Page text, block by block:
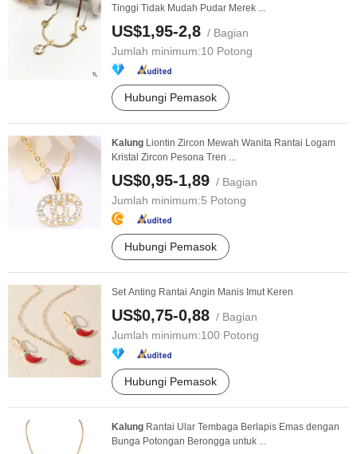
Tinggi Tidak Mudah Pudar Merek ...
US$1,95-2,8 / Bagian
Jumlah minimum:10 Potong
Hubungi Pemasok
Kalung Liontin Zircon Mewah Wanita Rantai Logam
Kristal Zircon Pesona Tren ...
US$0,95-1,89 / Bagian
Jumlah minimum:5 Potong
Hubungi Pemasok
Set Anting Rantai Angin Manis Imut Keren
US$0,75-0,88 / Bagian
Jumlah minimum:100 Potong
Hubungi Pemasok
Kalung Rantai Ular Tembaga Berlapis Emas dengan
Bunga Potongan Berongga untuk ...